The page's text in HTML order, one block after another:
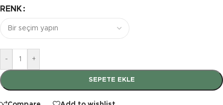
RENK
- +
SEPETE EKLE